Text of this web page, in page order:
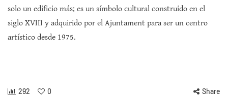
solo un edificio más; es un símbolo cultural construido en el
siglo XVIII y adquirido por el Ajuntament para ser un centro
artístico desde 1975.
292 0 Share